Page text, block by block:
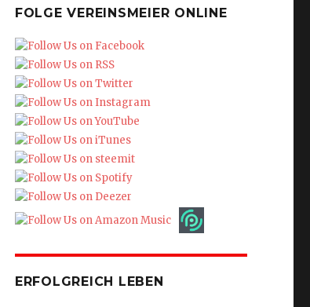
FOLGE VEREINSMEIER ONLINE
ERFOLGREICH LEBEN